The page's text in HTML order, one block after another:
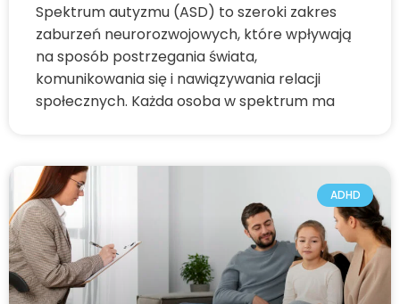
Spektrum autyzmu (ASD) to szeroki zakres
zaburzeń neurorozwojowych, które wpływają
na sposób postrzegania świata,
komunikowania się i nawiązywania relacji
społecznych. Każda osoba w spektrum ma
ADHD